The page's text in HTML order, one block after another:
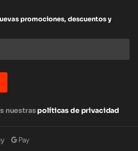
promociones, descuentos y
nuestraspolíticas de privacidad